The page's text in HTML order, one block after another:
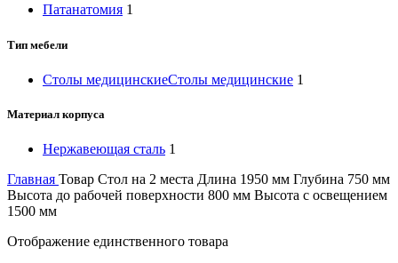
Патанатомия 1
Тип мебели
Столы медицинскиеСтолы медицинские 1
Материал корпуса
Нержавеющая сталь 1
Главная Товар Стол на 2 места Длина 1950 мм Глубина 750 мм
Высота до рабочей поверхности 800 мм Высота с освещением
1500 мм
Отображение единственного товара